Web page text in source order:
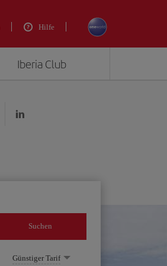
Hilfe
Iberia Club
Suchen
Günstiger Tarif